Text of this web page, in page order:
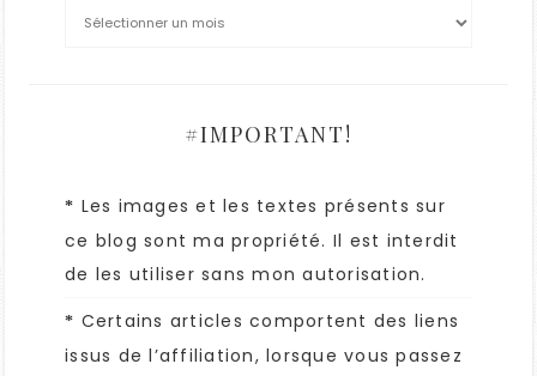
#IMPORTANT!
* Les images et les textes présents sur
ce blog sont ma propriété. Il est interdit
de les utiliser sans mon autorisation.
* Certains articles comportent des liens
issus de l’affiliation, lorsque vous passez